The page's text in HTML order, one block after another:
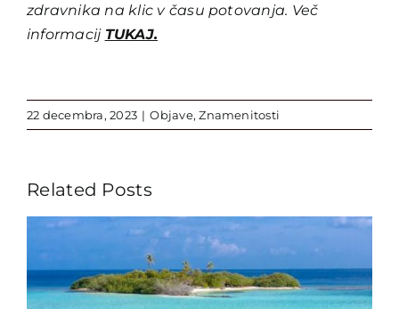
zdravnika na klic v času potovanja. Več
informacij TUKAJ.
22 decembra, 2023 | Objave,Znamenitosti
Related Posts